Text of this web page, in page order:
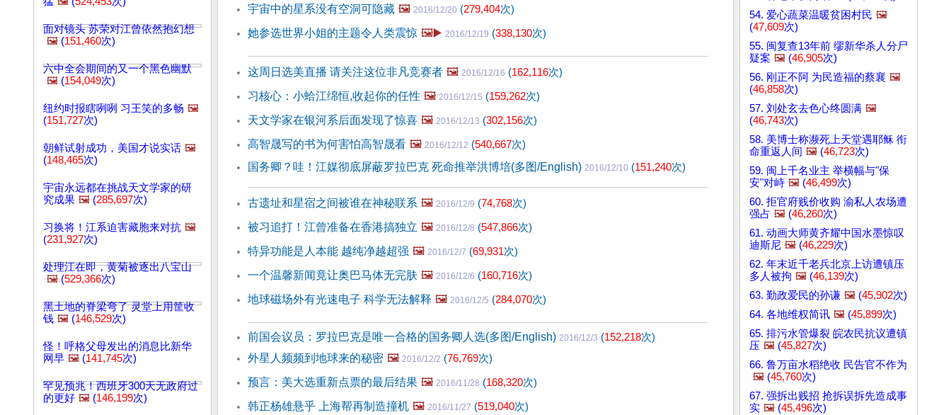
面对镜头 苏荣对江曾依然抱幻想
🖼️ (151,460次)
六中全会期间的又一个黑色幽默
🖼️ (154,049次)
纽约时报瞎咧咧 习王笑的多畅 🖼️
(151,727次)
朝鲜试射成功，美国才说实话 🖼️
(148,465次)
宇宙永远都在挑战天文学家的研
究成果 🖼️ (285,697次)
习换将！江系迫害藏胞来对抗 🖼️
(231,927次)
处理江在即，黄菊被逐出八宝山
🖼️ (529,366次)
黑土地的脊梁弯了 灵堂上用筐收
钱 🖼️ (146,529次)
怪！呼格父母发出的消息比新华
网早 🖼️ (141,745次)
罕见预兆！西班牙300天无政府过
的更好 🖼️ (146,199次)
宇宙中的星系没有空洞可隐藏 🖼️ 2016/12/20 (279,404次)
她参选世界小姐的主题令人类震惊 🖼️▶️ 2016/12/19 (338,130次)
这周日选美直播 请关注这位非凡竞赛者 🖼️ 2016/12/16 (162,116次)
习核心：小蛤江绵恒,收起你的任性 🖼️ 2016/12/15 (159,262次)
天文学家在银河系后面发现了惊喜 🖼️ 2016/12/13 (302,156次)
高智晟写的书为何害怕高智晟看 🖼️ 2016/12/12 (540,667次)
国务卿？哇！江媒彻底屏蔽罗拉巴克 死命推举洪博培(多图/English) 2016/12/10 (151,240次)
古遗址和星宿之间被谁在神秘联系 🖼️ 2016/12/9 (74,768次)
被习追打！江曾准备在香港搞独立 🖼️ 2016/12/8 (547,866次)
特异功能是人本能 越纯净越超强 🖼️ 2016/12/7 (69,931次)
一个温馨新闻竟让奥巴马体无完肤 🖼️ 2016/12/6 (160,716次)
地球磁场外有光速电子 科学无法解释 🖼️ 2016/12/5 (284,070次)
前国会议员：罗拉巴克是唯一合格的国务卿人选(多图/English) 2016/12/3 (152,218次)
外星人频频到地球来的秘密 🖼️ 2016/12/2 (76,769次)
预言：美大选重新点票的最后结果 🖼️ 2016/11/28 (168,320次)
韩正杨雄悬乎 上海帮再制造撞机 🖼️ 2016/11/27 (519,040次)
54. 爱心蔬菜温暖贫困村民 🖼️
(47,609次)
55. 闽复查13年前 缪新华杀人分尸
疑案 🖼️ (46,905次)
56. 刚正不阿 为民造福的蔡襄 🖼️
(46,858次)
57. 刘处玄去色心终圆满 🖼️
(46,743次)
58. 美博士称濒死上天堂遇耶稣 衔
命重返人间 🖼️ (46,723次)
59. 闽上千名业主 举横幅与"保
安"对峙 🖼️ (46,499次)
60. 拒官府贱价收购 渝私人农场遭
强占 🖼️ (46,260次)
61. 动画大师黄齐耀中国水墨惊叹
迪斯尼 🖼️ (46,229次)
62. 年末近千老兵北京上访遭镇压
多人被拘 🖼️ (46,139次)
63. 勤政爱民的孙谦 🖼️ (45,902次)
64. 各地维权简讯 🖼️ (45,899次)
65. 排污水管爆裂 皖农民抗议遭镇
压 🖼️ (45,827次)
66. 鲁万亩水稻绝收 民告官不作为
🖼️ (45,760次)
67. 强拆出贱招 抢拆误拆先造成事
实 🖼️ (45,496次)